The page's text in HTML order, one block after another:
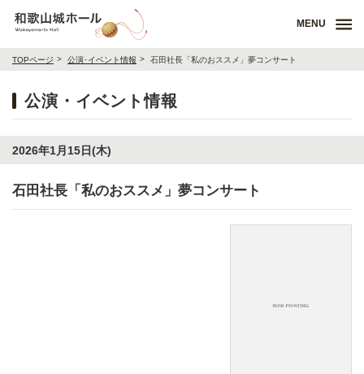
MENU
TOPページ 公演･イベント情報 石田社長「私のおススメ」夢コンサート
公演・イベント情報
2026年1月15日(木)
石田社長「私のおススメ」夢コンサート